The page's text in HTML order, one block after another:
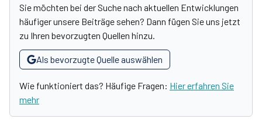
Sie möchten bei der Suche nach aktuellen Entwicklungen
häufiger unsere Beiträge sehen? Dann fügen Sie uns jetzt
zu Ihren bevorzugten Quellen hinzu.
Als bevorzugte Quelle auswählen
Wie funktioniert das? Häufige Fragen: Hier erfahren Sie
mehr